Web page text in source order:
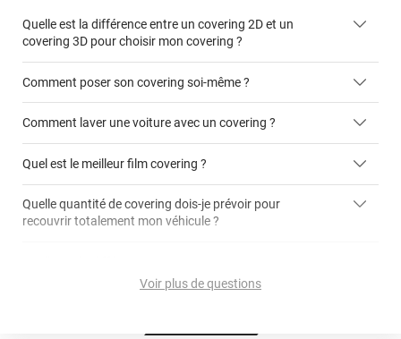
Quelle est la différence entre un covering 2D et un
covering 3D pour choisir mon covering ?
covering 2D
Comment poser son covering soi-même ?
Comment laver une voiture avec un covering ?
Quel est le meilleur film covering ?
covering 2D
Quelle quantité de covering dois-je prévoir pour
recouvrir totalement mon véhicule ?
Voir plus de questions